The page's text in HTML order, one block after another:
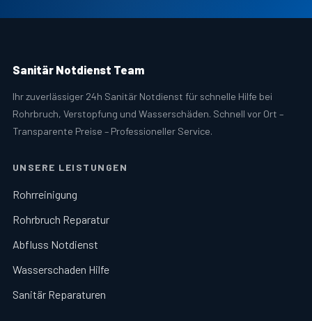
Sanitär Notdienst Team
Ihr zuverlässiger 24h Sanitär Notdienst für schnelle Hilfe bei
Rohrbruch, Verstopfung und Wasserschäden. Schnell vor Ort –
Transparente Preise – Professioneller Service.
UNSERE LEISTUNGEN
Rohrreinigung
Rohrbruch Reparatur
Abfluss Notdienst
Wasserschaden Hilfe
Sanitär Reparaturen